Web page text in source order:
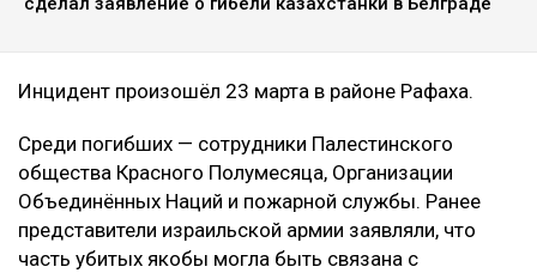
Инцидент произошёл 23 марта в районе Рафаха.
Среди погибших — сотрудники Палестинского
общества Красного Полумесяца, Организации
Объединённых Наций и пожарной службы. Ранее
представители израильской армии заявляли, что
часть убитых якобы могла быть связана с